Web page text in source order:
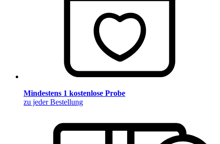
Mindestens 1 kostenlose Probe
zu jeder Bestellung